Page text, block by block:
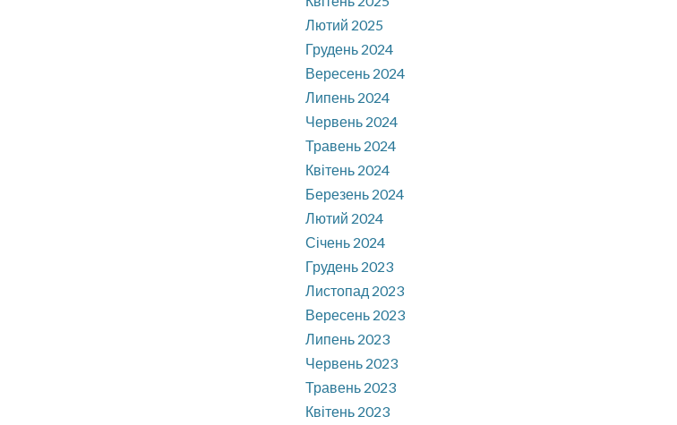
Лютий 2025
Грудень 2024
Вересень 2024
Липень 2024
Червень 2024
Травень 2024
Квітень 2024
Березень 2024
Лютий 2024
Січень 2024
Грудень 2023
Листопад 2023
Вересень 2023
Липень 2023
Червень 2023
Травень 2023
Квітень 2023